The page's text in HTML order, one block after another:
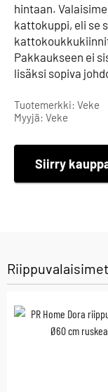
hintaan.
kattokuppi, eli se
Pakkaukseen ei
lisäksi sopiva
Tuotemerkki: Veke
Myyjä: Veke
Siirry
Riippuvalaisimet